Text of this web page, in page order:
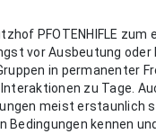
PFOTENHIFLE
vor Ausbeutung
in permanenter
zu Tage.
meist erstaunlich
Bedingungen kennen